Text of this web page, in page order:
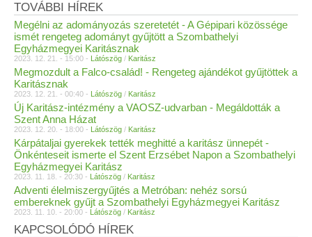
TOVÁBBI HÍREK
Megélni az adományozás szeretetét - A Gépipari közössége
ismét rengeteg adományt gyűjtött a Szombathelyi
Egyházmegyei Karitásznak
2023. 12. 21. - 15:00 - Látószög / Karitász
Megmozdult a Falco-család! - Rengeteg ajándékot gyűjtöttek a
Karitásznak
2023. 12. 21. - 00:40 - Látószög / Karitász
Új Karitász-intézmény a VAOSZ-udvarban - Megáldották a
Szent Anna Házat
2023. 12. 20. - 18:00 - Látószög / Karitász
Kárpátaljai gyerekek tették meghitté a karitász ünnepét -
Önkénteseit ismerte el Szent Erzsébet Napon a Szombathelyi
Egyházmegyei Karitász
2023. 11. 18. - 20:30 - Látószög / Karitász
Adventi élelmiszergyűjtés a Metróban: nehéz sorsú
embereknek gyűjt a Szombathelyi Egyházmegyei Karitász
2023. 11. 10. - 20:00 - Látószög / Karitász
KAPCSOLÓDÓ HÍREK